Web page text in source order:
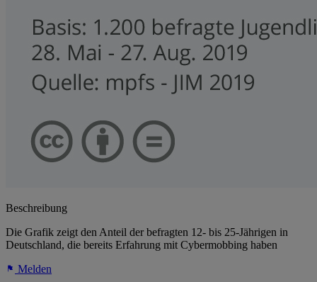
Beschreibung
Die Grafik zeigt den Anteil der befragten 12- bis 25-Jährigen in
Deutschland, die bereits Erfahrung mit Cybermobbing haben
Melden